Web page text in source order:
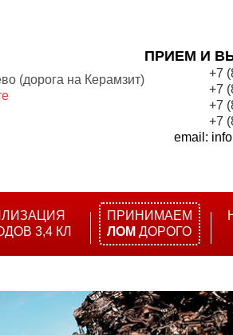
(дорога на Керамзит)
ПРИЕМ И
+7
+7
+7
+7
email:
3,4 КЛ
ПРИНИМАЕМ
ЛОМ ДОРОГО